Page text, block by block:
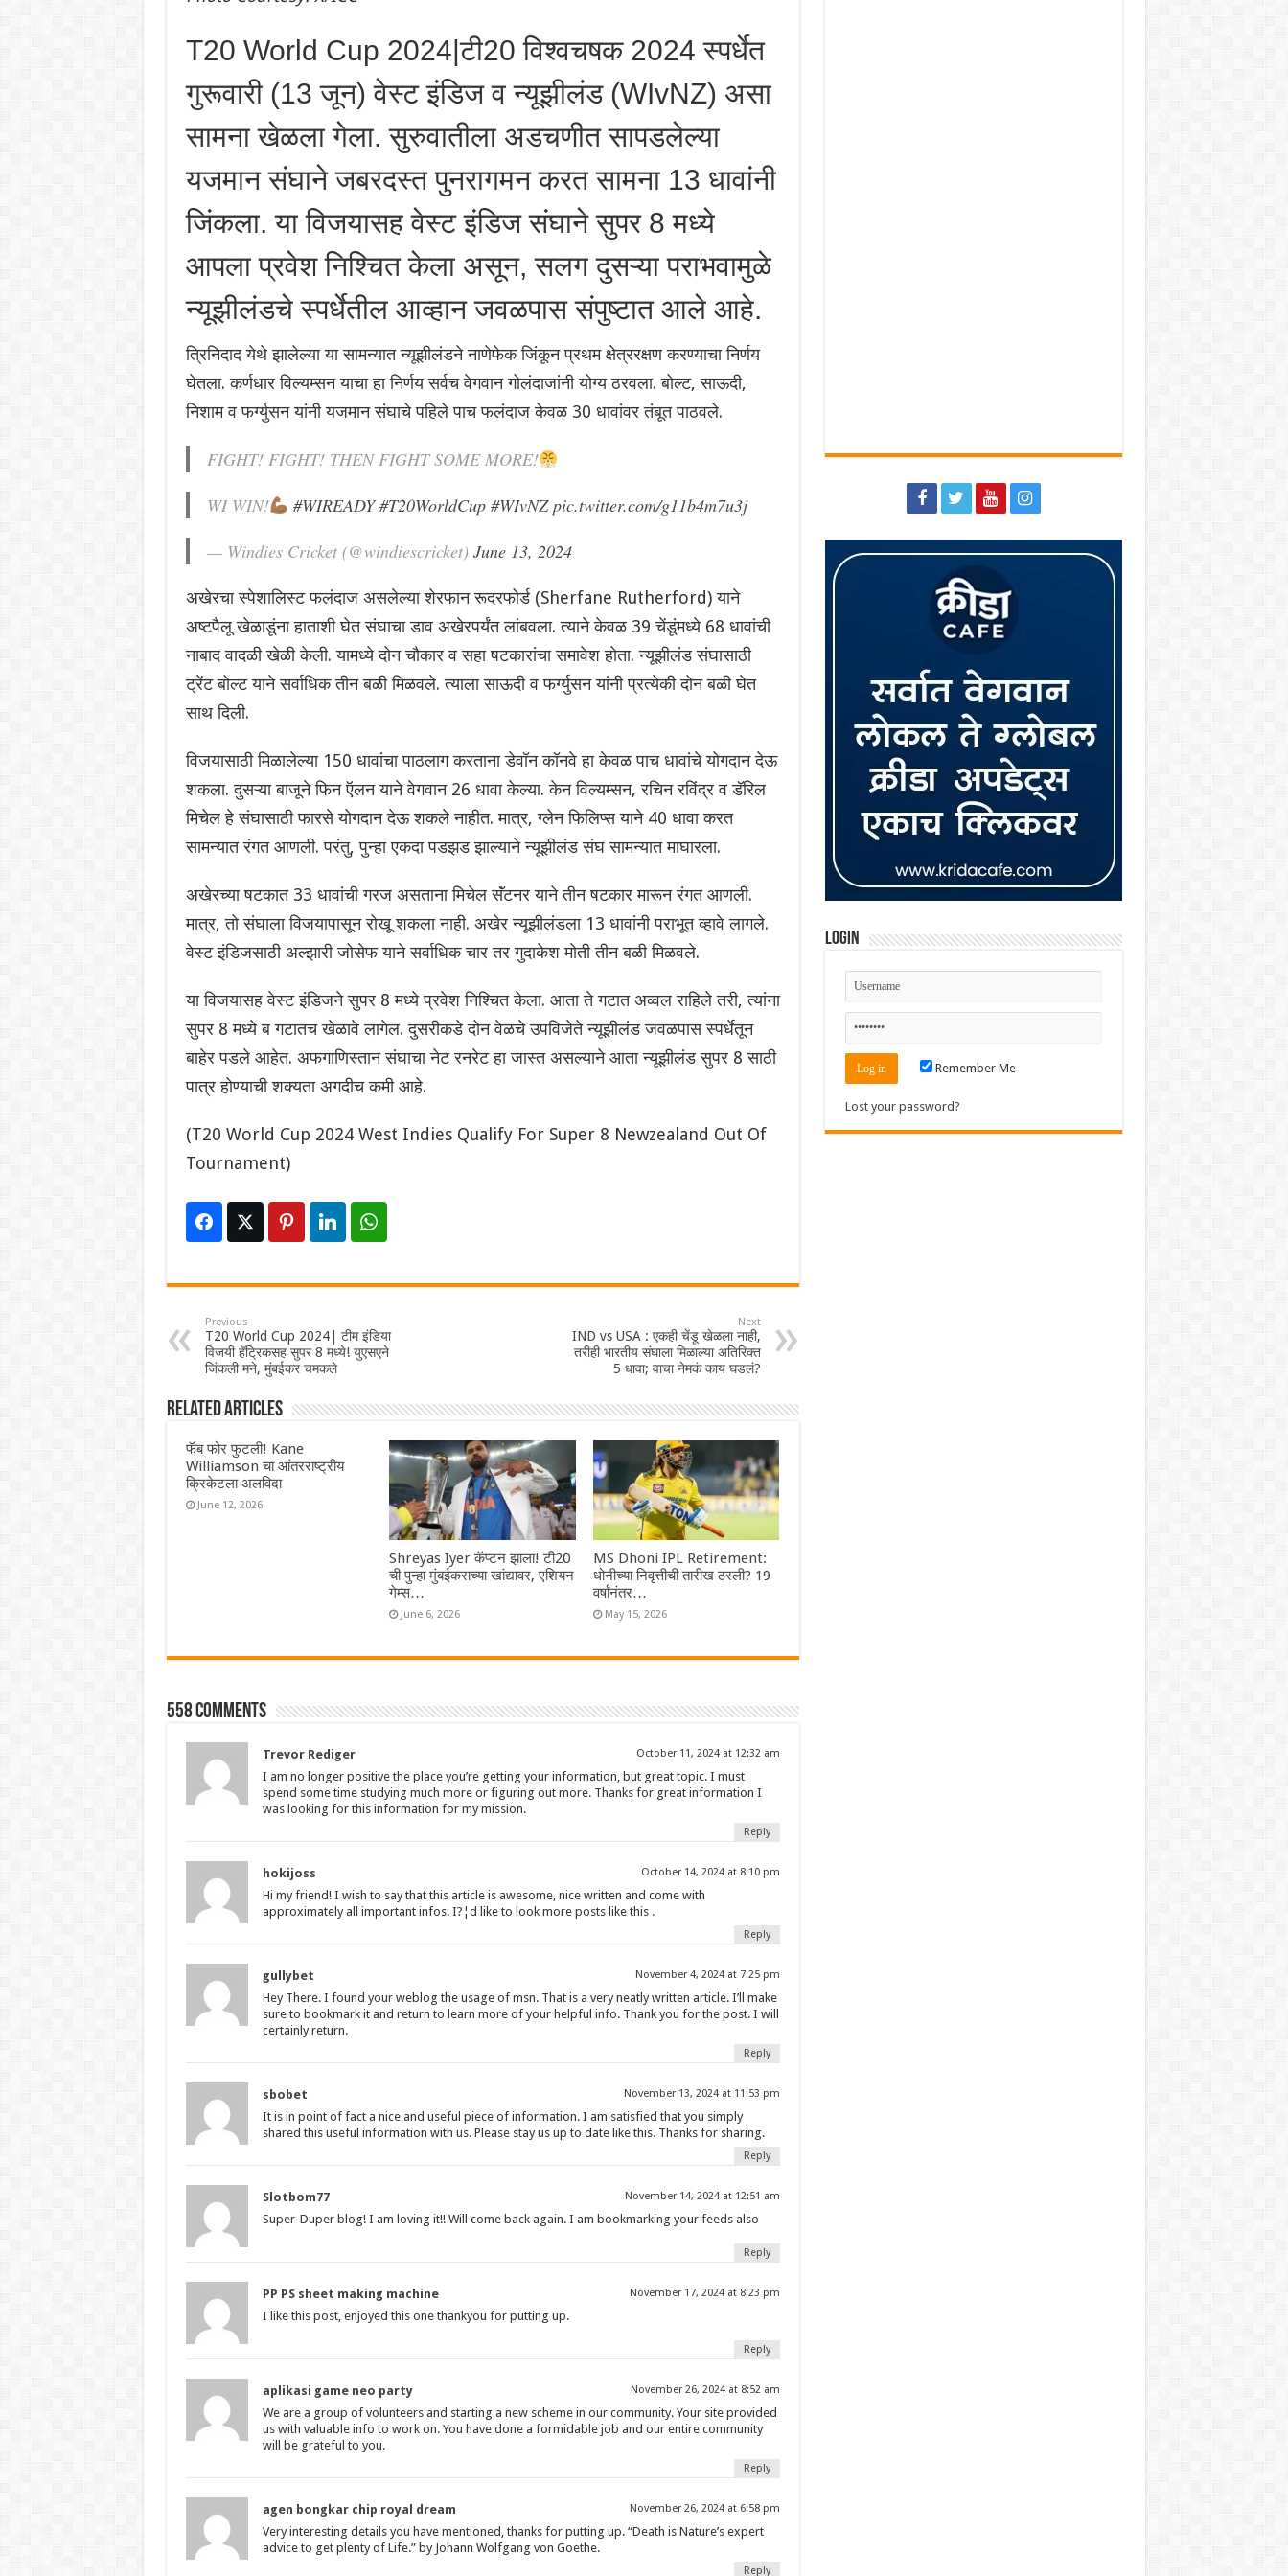
T20 World Cup 2024|टी20 विश्वचषक 2024 स्पर्धेत
गुरूवारी (13 जून) वेस्ट इंडिज व न्यूझीलंड (WIvNZ) असा
सामना खेळला गेला. सुरुवातीला अडचणीत सापडलेल्या
यजमान संघाने जबरदस्त पुनरागमन करत सामना 13 धावांनी
जिंकला. या विजयासह वेस्ट इंडिज संघाने सुपर 8 मध्ये
आपला प्रवेश निश्चित केला असून, सलग दुसऱ्या पराभवामुळे
न्यूझीलंडचे स्पर्धेतील आव्हान जवळपास संपुष्टात आले आहे.
त्रिनिदाद येथे झालेल्या या सामन्यात न्यूझीलंडने नाणेफेक जिंकून प्रथम क्षेत्ररक्षण करण्याचा निर्णय
घेतला. कर्णधार विल्यम्सन याचा हा निर्णय सर्वच वेगवान गोलंदाजांनी योग्य ठरवला. बोल्ट, साऊदी,
निशाम व फर्ग्युसन यांनी यजमान संघाचे पहिले पाच फलंदाज केवळ 30 धावांवर तंबूत पाठवले.
FIGHT! FIGHT! THEN FIGHT SOME MORE!
WI WIN!
#WIREADY #T20WorldCup #WIvNZ pic.twitter.com/g11b4m7u3j
— Windies Cricket (@windiescricket) June 13, 2024
अखेरचा स्पेशालिस्ट फलंदाज असलेल्या शेरफान रूदरफोर्ड (Sherfane Rutherford) याने
अष्टपैलू खेळाडूंना हाताशी घेत संघाचा डाव अखेरपर्यंत लांबवला. त्याने केवळ 39 चेंडूंमध्ये 68 धावांची
नाबाद वादळी खेळी केली. यामध्ये दोन चौकार व सहा षटकारांचा समावेश होता. न्यूझीलंड संघासाठी
ट्रेंट बोल्ट याने सर्वाधिक तीन बळी मिळवले. त्याला साऊदी व फर्ग्युसन यांनी प्रत्येकी दोन बळी घेत
साथ दिली.
विजयासाठी मिळालेल्या 150 धावांचा पाठलाग करताना डेवॉन कॉनवे हा केवळ पाच धावांचे योगदान देऊ
शकला. दुसऱ्या बाजूने फिन ऍलन याने वेगवान 26 धावा केल्या. केन विल्यम्सन, रचिन रविंद्र व डॅरिल
मिचेल हे संघासाठी फारसे योगदान देऊ शकले नाहीत. मात्र, ग्लेन फिलिप्स याने 40 धावा करत
सामन्यात रंगत आणली. परंतु, पुन्हा एकदा पडझड झाल्याने न्यूझीलंड संघ सामन्यात माघारला.
अखेरच्या षटकात 33 धावांची गरज असताना मिचेल सॅंटनर याने तीन षटकार मारून रंगत आणली.
मात्र, तो संघाला विजयापासून रोखू शकला नाही. अखेर न्यूझीलंडला 13 धावांनी पराभूत व्हावे लागले.
वेस्ट इंडिजसाठी अल्झारी जोसेफ याने सर्वाधिक चार तर गुदाकेश मोती तीन बळी मिळवले.
या विजयासह वेस्ट इंडिजने सुपर 8 मध्ये प्रवेश निश्चित केला. आता ते गटात अव्वल राहिले तरी, त्यांना
सुपर 8 मध्ये ब गटातच खेळावे लागेल. दुसरीकडे दोन वेळचे उपविजेते न्यूझीलंड जवळपास स्पर्धेतून
बाहेर पडले आहेत. अफगाणिस्तान संघाचा नेट रनरेट हा जास्त असल्याने आता न्यूझीलंड सुपर 8 साठी
पात्र होण्याची शक्यता अगदीच कमी आहे.
(T20 World Cup 2024 West Indies Qualify For Super 8 Newzealand Out Of
Tournament)
Previous
T20 World Cup 2024| टीम इंडिया
विजयी हॅट्रिकसह सुपर 8 मध्ये! युएसएने
जिंकली मने, मुंबईकर चमकले
Next
IND vs USA : एकही चेंडू खेळला नाही,
तरीही भारतीय संघाला मिळाल्या अतिरिक्त
5 धावा; वाचा नेमकं काय घडलं?
Related Articles
फॅब फोर फुटली! Kane
Williamson चा आंतरराष्ट्रीय
क्रिकेटला अलविदा
June 12, 2026
Shreyas Iyer कॅप्टन झाला! टी20
ची पुन्हा मुंबईकराच्या खांद्यावर, एशियन
गेम्स…
June 6, 2026
MS Dhoni IPL Retirement:
धोनीच्या निवृत्तीची तारीख ठरली? 19
वर्षांनंतर…
May 15, 2026
558 comments
Trevor Rediger October 11, 2024 at 12:32 am
I am no longer positive the place you’re getting your information, but great topic. I must
spend some time studying much more or figuring out more. Thanks for great information I
was looking for this information for my mission.
Reply
hokijoss October 14, 2024 at 8:10 pm
Hi my friend! I wish to say that this article is awesome, nice written and come with
approximately all important infos. I?¦d like to look more posts like this .
Reply
gullybet November 4, 2024 at 7:25 pm
Hey There. I found your weblog the usage of msn. That is a very neatly written article. I’ll make
sure to bookmark it and return to learn more of your helpful info. Thank you for the post. I will
certainly return.
Reply
sbobet November 13, 2024 at 11:53 pm
It is in point of fact a nice and useful piece of information. I am satisfied that you simply
shared this useful information with us. Please stay us up to date like this. Thanks for sharing.
Reply
Slotbom77 November 14, 2024 at 12:51 am
Super-Duper blog! I am loving it!! Will come back again. I am bookmarking your feeds also
Reply
PP PS sheet making machine November 17, 2024 at 8:23 pm
I like this post, enjoyed this one thankyou for putting up.
Reply
aplikasi game neo party November 26, 2024 at 8:52 am
We are a group of volunteers and starting a new scheme in our community. Your site provided
us with valuable info to work on. You have done a formidable job and our entire community
will be grateful to you.
Reply
agen bongkar chip royal dream November 26, 2024 at 6:58 pm
Very interesting details you have mentioned, thanks for putting up. “Death is Nature’s expert
advice to get plenty of Life.” by Johann Wolfgang von Goethe.
Reply
Login
Remember Me
Lost your password?